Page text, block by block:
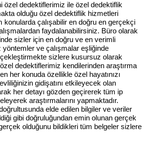
özel dedektiflerimiz ile özel dedektiflik
olduğu özel dedektiflik hizmetleri
konularda çalışabilir en doğru en gerçekçi
faydalanabilirsiniz. Büro olarak
sizler için en doğru ve en verimli
yöntemler ve çalışmalar eşliğinde
sizlere kusursuz olarak
dedektiflerimiz kendilerinden araştırma
her konuda özellikle özel hayatınızı
gidişatını etkileyecek olan
her detayı gözden geçirerek tüm ip
araştırmalarını yapmaktadır.
elde edilen bilgiler ve veriler
gibi doğruluğundan emin olunan gerçek
olduğunu bildikleri tüm belgeler sizlere